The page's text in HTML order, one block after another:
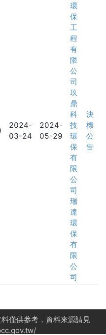
2024-
03-24
2024-
05-29
環
保
工
程
有
限
公
司
玖
鼎
科
技
環
保
有
限
公
司
瑞
達
環
保
有
限
公
司
決
標
公
告
僅供參考，資料來源請見